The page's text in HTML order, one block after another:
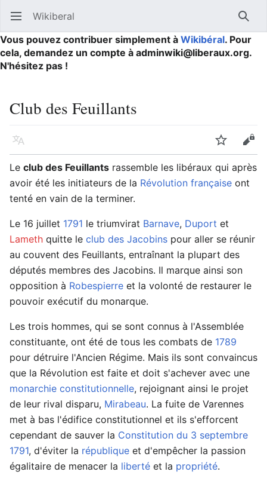
Ouvrir le menu principal Wikiberal
Vous pouvez contribuer simplement à Wikibéral. Pour
cela, demandez un compte à adminwiki@liberaux.org.
N'hésitez pas !
Club des Feuillants
Langue Suivre
Le club des Feuillants rassemble les libéraux qui après
avoir été les initiateurs de la Révolution française ont
tenté en vain de la terminer.
Le 16 juillet 1791 le triumvirat Barnave, Duport et
Lameth quitte le club des Jacobins pour aller se réunir
au couvent des Feuillants, entraînant la plupart des
députés membres des Jacobins. Il marque ainsi son
opposition à Robespierre et la volonté de restaurer le
pouvoir exécutif du monarque.
Les trois hommes, qui se sont connus à l'Assemblée
constituante, ont été de tous les combats de 1789
pour détruire l'Ancien Régime. Mais ils sont convaincus
que la Révolution est faite et doit s'achever avec une
monarchie constitutionnelle, rejoignant ainsi le projet
de leur rival disparu, Mirabeau. La fuite de Varennes
met à bas l'édifice constitutionnel et ils s'efforcent
cependant de sauver la Constitution du 3 septembre
1791, d'éviter la république et d'empêcher la passion
égalitaire de menacer la liberté et la propriété.